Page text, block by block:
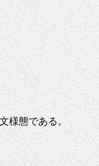
様態である。